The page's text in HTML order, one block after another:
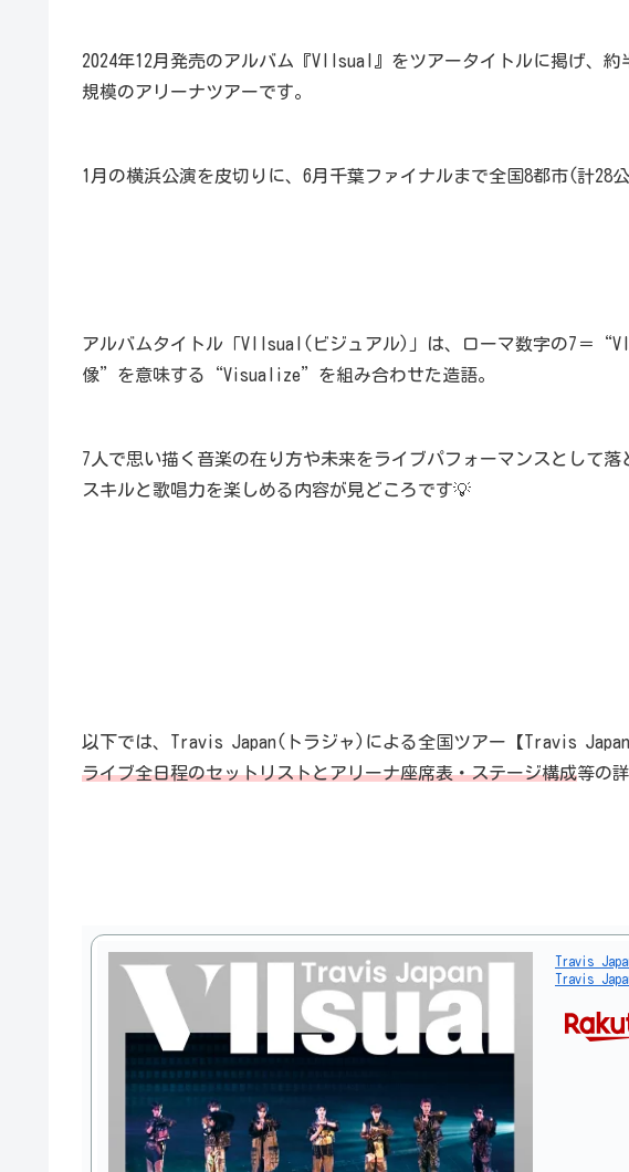
2024年12月発売のアルバム『VIIsual』をツアータイトルに掲げ、
規模のアリーナツアーです。
1月の横浜公演を皮切りに、6月千葉ファイナルまで全国8都市(計28
アルバムタイトル「VIIsual(ビジュアル)」は、ローマ数字の7＝
像”を意味する“Visualize”を組み合わせた造語。
7人で思い描く音楽の在り方や未来をライブパフォーマンスとして
スキルと歌唱力を楽しめる内容が見どころです💡
以下では、Travis Japan(トラジャ)による全国ツアー【Travis
ライブ全日程のセットリストとアリーナ座席表・ステージ構成等の
Travis
Travis